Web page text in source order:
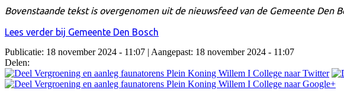
Bovenstaande tekst is overgenomen uit de nieuwsfeed van de Gemeente Den
Lees verder bij Gemeente Den Bosch
Publicatie: 18 november 2024 - 11:07 | Aangepast: 18 november 2024 - 11:07
Delen: